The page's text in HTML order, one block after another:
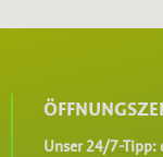
Unser 24/7-Tipp: